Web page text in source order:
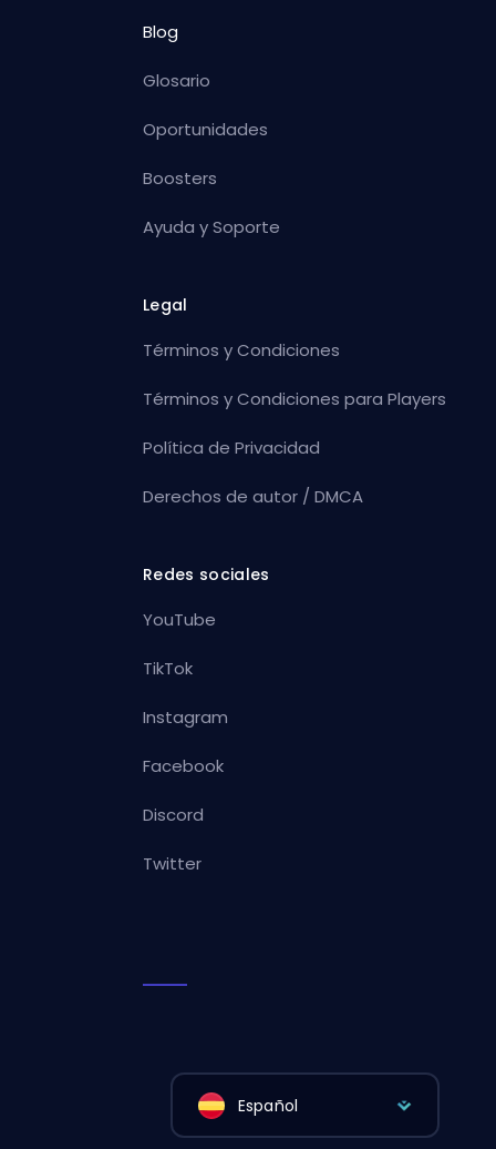
Blog
Glosario
Oportunidades
Boosters
Ayuda y Soporte
Legal
Términos y Condiciones
Términos y Condiciones para Players
Política de Privacidad
Derechos de autor / DMCA
Redes sociales
YouTube
TikTok
Instagram
Facebook
Discord
Twitter
Español